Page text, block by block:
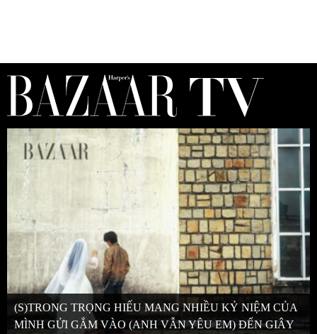
(S)TRONG TRỌNG HIẾU MANG NHIỀU KỶ NIỆM CỦA
MÌNH GỬI GẮM VÀO (ANH VẪN YÊU EM) ĐẾN GIÂY